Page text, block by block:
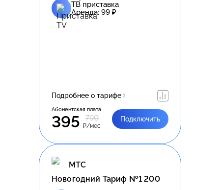
ТВ приставка
Аренда: 99 ₽
Подробнее о тарифе
Абонентская плата
395 790
₽/мес
Подключить
МТС
Новогодний Тариф №1 200